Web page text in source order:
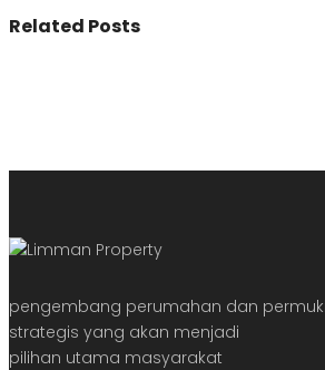
Related Posts
pengembang perumahan dan
strategis yang akan menjadi
pilihan utama masyarakat